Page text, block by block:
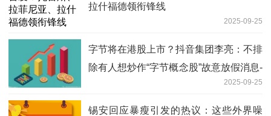
拉什福德领衔锋线
2025-09-25
字节将在港股上市？抖音集团李亮：不排
除有人想炒作“字节概念股”故意放假消息-
2025-09-25
锡安回应暴瘦引发的热议：这些外界噪